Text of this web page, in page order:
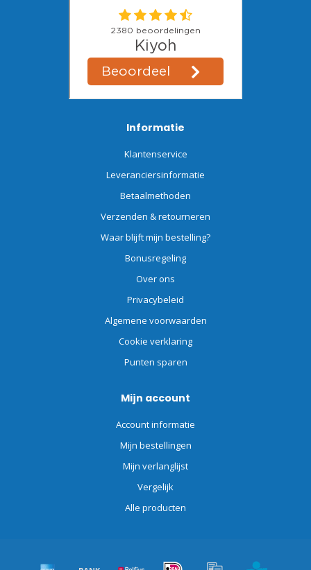
Informatie
Klantenservice
Leveranciersinformatie
Betaalmethoden
Verzenden & retourneren
Waar blijft mijn bestelling?
Bonusregeling
Over ons
Privacybeleid
Algemene voorwaarden
Cookie verklaring
Punten sparen
Mijn account
Account informatie
Mijn bestellingen
Mijn verlanglijst
Vergelijk
Alle producten